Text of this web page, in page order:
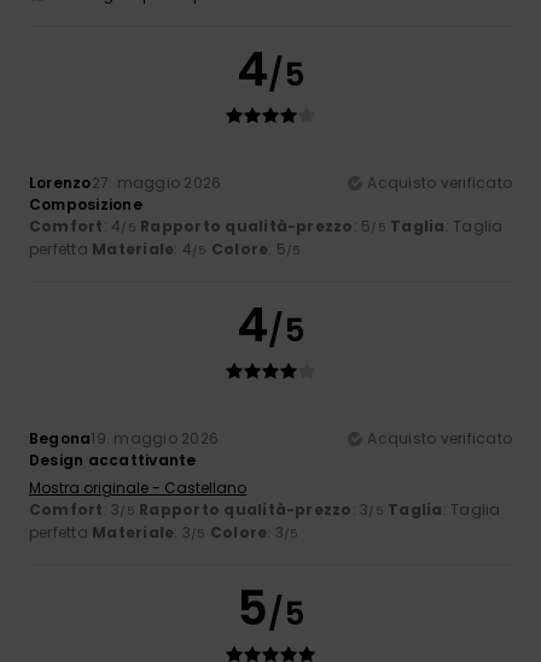
4/5
Lorenzo27. maggio 2026
Acquisto verificato
Composizione
Comfort: 4/5 Rapporto qualità-prezzo: 5/5 Taglia: Taglia
perfetta Materiale: 4/5 Colore: 5/5
4/5
Begona19. maggio 2026
Acquisto verificato
Design accattivante
Mostra originale - Castellano
Comfort: 3/5 Rapporto qualità-prezzo: 3/5 Taglia: Taglia
perfetta Materiale: 3/5 Colore: 3/5
5/5